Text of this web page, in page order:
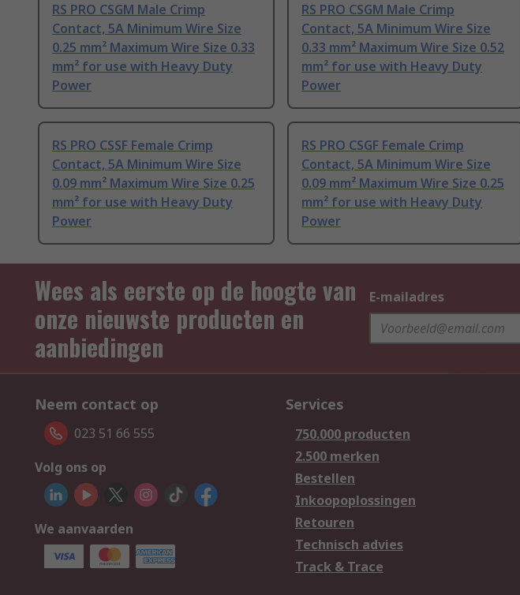
RS PRO CSGM Male Crimp
Contact, 5A Minimum Wire Size
0.25 mm² Maximum Wire Size 0.33
mm² for use with Heavy Duty
Power
RS PRO CSGM Male Crimp
Contact, 5A Minimum Wire Size
0.33 mm² Maximum Wire Size 0.52
mm² for use with Heavy Duty
Power
RS PRO CSSF Female Crimp
Contact, 5A Minimum Wire Size
0.09 mm² Maximum Wire Size 0.25
mm² for use with Heavy Duty
Power
RS PRO CSGF Female Crimp
Contact, 5A Minimum Wire Size
0.09 mm² Maximum Wire Size 0.25
mm² for use with Heavy Duty
Power
Wees als eerste op de hoogte van
onze nieuwste producten en
aanbiedingen
E-mailadres
Neem contact op
023 51 66 555
Volg ons op
We aanvaarden
Services
750.000 producten
2.500 merken
Bestellen
Inkoopoplossingen
Retouren
Technisch advies
Track & Trace